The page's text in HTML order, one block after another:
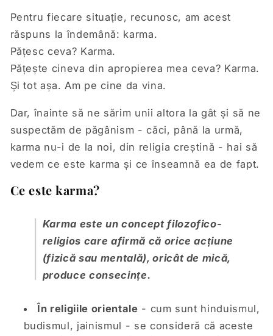
Pentru fiecare situație, recunosc, am acest
răspuns la îndemână: karma.
Pățesc ceva? Karma.
Pățește cineva din apropierea mea ceva? Karma.
Și tot așa. Am pe cine da vina.
Dar, înainte să ne sărim unii altora la gât și să ne
suspectăm de păgânism - căci, până la urmă,
karma nu-i de la noi, din religia creștină - hai să
vedem ce este karma și ce înseamnă ea de fapt.
Ce este karma?
Karma este un concept filozofico-
religios care afirmă că orice acțiune
(fizică sau mentală), oricât de mică,
produce consecințe.
În religiile orientale - cum sunt hinduismul,
budismul, jainismul - se consideră că aceste